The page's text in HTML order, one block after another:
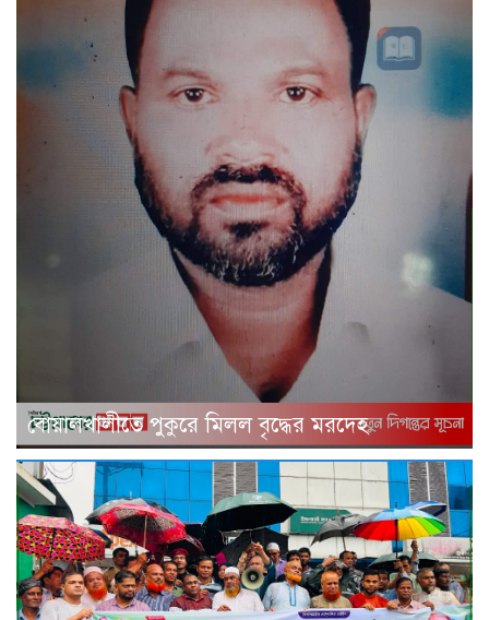
বোয়ালখালীতে পুকুরে মিলল বৃদ্ধের মরদেহ